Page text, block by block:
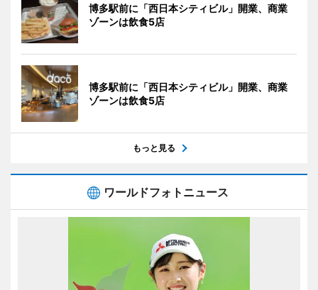
博多駅前に「西日本シティビル」開業、商業
ゾーンは飲食5店
博多駅前に「西日本シティビル」開業、商業
ゾーンは飲食5店
もっと見る
ワールドフォトニュース